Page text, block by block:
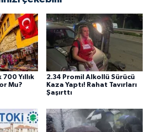
700 Yıllık
Mu?
2.34 Promil Alkollü Sürücü
Kaza Yaptı! Rahat Tavırları
Şaşırttı